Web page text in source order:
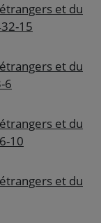
et du
15
et du
6
et du
10
et du